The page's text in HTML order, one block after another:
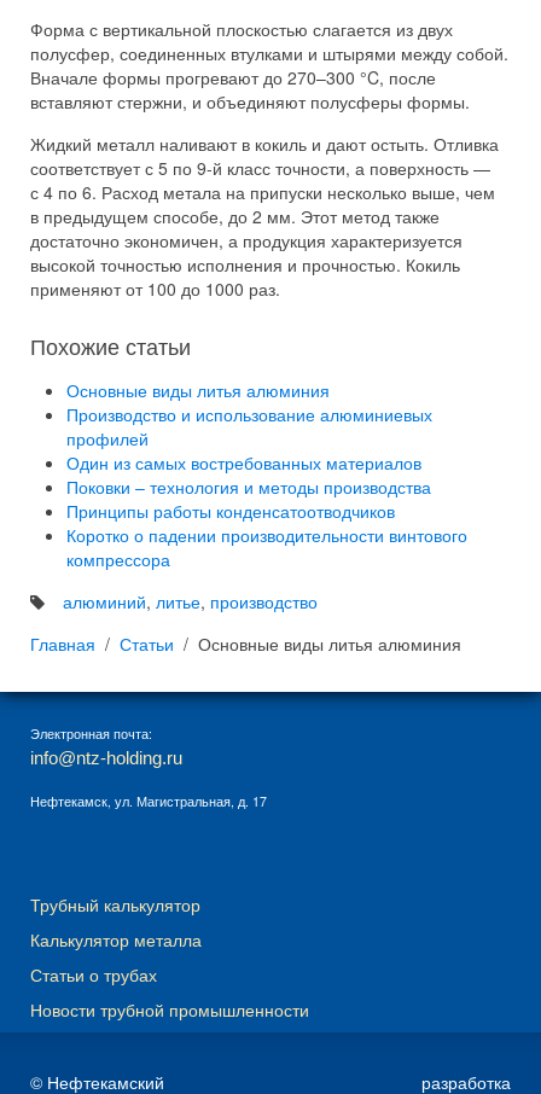
Форма с вертикальной плоскостью слагается из двух
полусфер, соединенных втулками и штырями между собой.
Вначале формы прогревают до 270–300 °C, после
вставляют стержни, и объединяют полусферы формы.
Жидкий металл наливают в кокиль и дают остыть. Отливка
соответствует с 5 по 9-й класс точности, а поверхность —
с 4 по 6. Расход метала на припуски несколько выше, чем
в предыдущем способе, до 2 мм. Этот метод также
достаточно экономичен, а продукция характеризуется
высокой точностью исполнения и прочностью. Кокиль
применяют от 100 до 1000 раз.
Похожие статьи
Основные виды литья алюминия
Производство и использование алюминиевых
профилей
Один из самых востребованных материалов
Поковки – технология и методы производства
Принципы работы конденсатоотводчиков
Коротко о падении производительности винтового
компрессора
алюминий, литье, производство
Главная
Статьи Основные виды литья алюминия
Электронная почта:
info@ntz-holding.ru
Нефтекамск, ул. Магистральная, д. 17
Трубный калькулятор
Калькулятор металла
Статьи о трубах
Новости трубной промышленности
© Нефтекамский разработка